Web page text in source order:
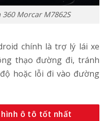
Morcar M7862S
chính là trợ lý lái xe
thạo đường đi, tránh
hoặc lỗi đi vào đường
hình ô tô tốt nhất